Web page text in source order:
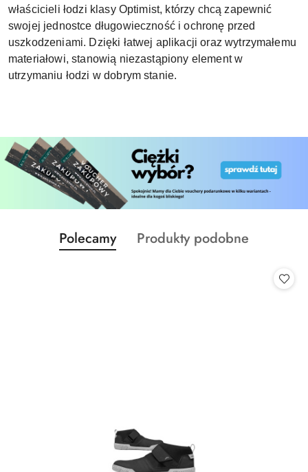
właścicieli łodzi klasy Optimist, którzy chcą zapewnić
swojej jednostce długowieczność i ochronę przed
uszkodzeniami. Dzięki łatwej aplikacji oraz wytrzymałemu
materiałowi, stanowią niezastąpiony element w
utrzymaniu łodzi w dobrym stanie.
Pomiń karuzelę produktów
Produkty
o
Polecamy
Produkty
Produkty podobne